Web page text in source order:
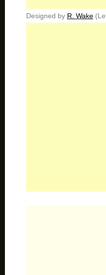
Designed by R. Wake